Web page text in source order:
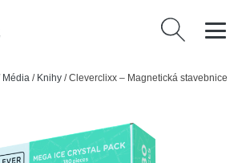
Vyhledávání
Média / Knihy /Cleverclixx – Magnetická stavebnice
Pack – 180 dílků